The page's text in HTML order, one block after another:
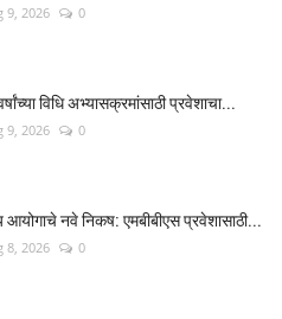
9, 2026 0
विधि अभ्यासक्रमांसाठी प्रवेशाचा...
9, 2026 0
आयोगाचे नवे निकष: एमबीबीएस प्रवेशासाठी...
8, 2026 0